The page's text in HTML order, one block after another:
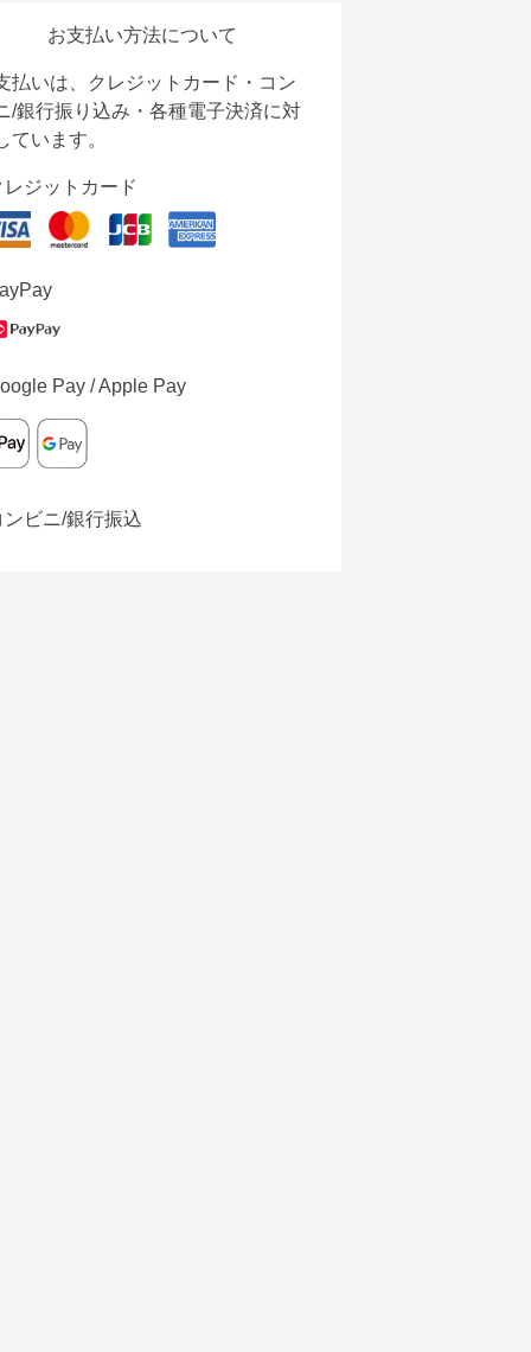
お支払い方法について
払いは、クレジットカード・コン
/銀行振り込み・各種電子決済に対
ています。
レジットカード
Pay / Apple Pay
ンビニ/銀行振込